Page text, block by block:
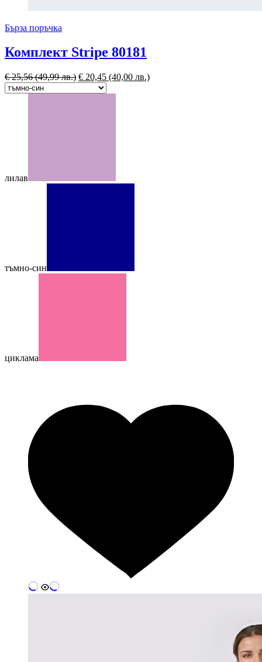
Бърза поръчка
Комплект Stripe 80181
€25,56(49,99 лв.) € 20,45 (40,00 лв.)
лилав
тъмно-син
циклама